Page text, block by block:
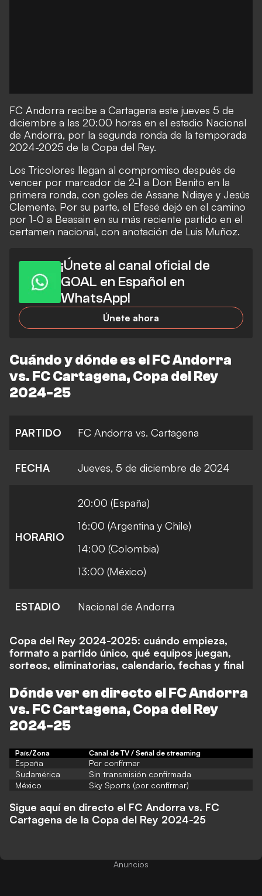
FC Andorra recibe a Cartagena este jueves 5 de
diciembre a las 20:00 horas en el estadio Nacional
de Andorra, por la segunda ronda de la temporada
2024-2025 de la Copa del Rey.
Los Tricolores llegan al compromiso después de
vencer por marcador de 2-1 a Don Benito en la
primera ronda, con goles de Assane Ndiaye y Jesús
Clemente. Por su parte, el Efesé dejó en el camino
por 1-0 a Beasain en su más reciente partido en el
certamen nacional, con anotación de Luis Muñoz.
¡Únete al canal oficial de
GOAL en Español en
WhatsApp!
Únete ahora
Cuándo y dónde es el FC Andorra
vs. FC Cartagena, Copa del Rey
2024-25
PARTIDO FC Andorra vs. Cartagena
FECHA Jueves, 5 de diciembre de 2024
HORARIO
20:00 (España)
16:00 (Argentina y Chile)
14:00 (Colombia)
13:00 (México)
ESTADIO Nacional de Andorra
Copa del Rey 2024-2025: cuándo empieza,
formato a partido único, qué equipos juegan,
sorteos, eliminatorias, calendario, fechas y final
Dónde ver en directo el FC Andorra
vs. FC Cartagena, Copa del Rey
2024-25
País/Zona Canal de TV / Señal de streaming
España
Por confirmar
Sudamérica
Sin transmisión confirmada
México
Sky Sports (por confirmar)
Sigue aquí en directo el FC Andorra vs. FC
Cartagena de la Copa del Rey 2024-25
Anuncios